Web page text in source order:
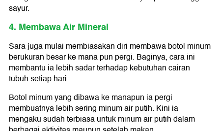
sayur.
4. Membawa Air Mineral
Sara juga mulai membiasakan diri membawa botol minum
berukuran besar ke mana pun pergi. Baginya, cara ini
membantu ia lebih sadar terhadap kebutuhan cairan
tubuh setiap hari.
Botol minum yang dibawa ke manapun ia pergi
membuatnya lebih sering minum air putih. Kini ia
mengaku sudah terbiasa untuk minum air putih dalam